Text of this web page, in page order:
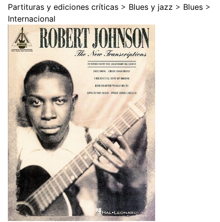
Partituras y ediciones críticas > Blues y jazz > Blues >
Internacional